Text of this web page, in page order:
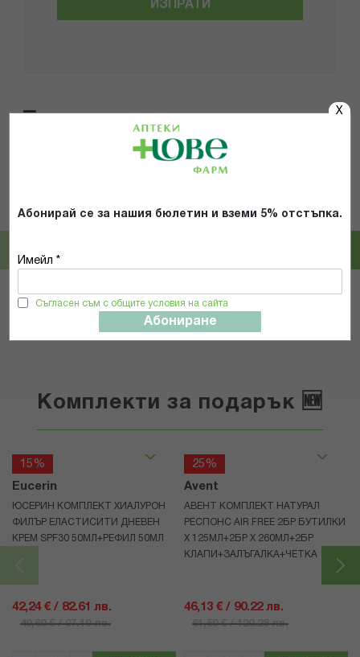
X
Абонирай се за нашия бюлетин и вземи 5% отстъпка.
Имейл *
Съгласен съм с общите условия на сайта
Абониране
ИЗПРАТИ
Популярни в тази категория
КУПИ
Комплекти за подарък 🆕
15%
Eucerin
ЮСЕРИН КОМПЛЕКТ ХИАЛУРОН
ФИЛЪР ЕЛАСТИСИТИ ДНЕВЕН
КРЕМ SPF30 50МЛ+РЕФИЛ 50МЛ
42,24 € / 82.61 лв.
49,69 € / 97.19 лв.
25%
Avent
АВЕНТ КОМПЛЕКТ НАТУРАЛ
РЕСПОНС AIR FREE 2БР БУТИЛКИ
Х 125МЛ+2БР Х 260МЛ+2БР
КЛАПИ+ЗАЛЪГАЛКА+ЧЕТКА
46,13 € / 90.22 лв.
61,50 € / 120.28 лв.